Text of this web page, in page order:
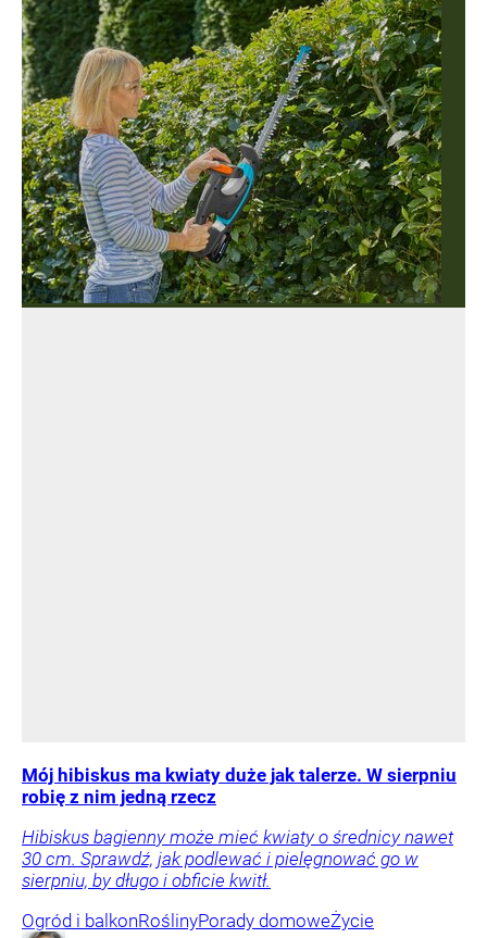
Mój hibiskus ma kwiaty duże jak talerze. W sierpniu
robię z nim jedną rzecz
Hibiskus bagienny może mieć kwiaty o średnicy nawet
30 cm. Sprawdź, jak podlewać i pielęgnować go w
sierpniu, by długo i obficie kwitł.
Ogród i balkonRoślinyPorady domoweŻycie